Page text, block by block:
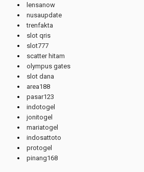
lensanow
nusaupdate
trenfakta
slot qris
slot777
scatter hitam
olympus gates
slot dana
area188
pasar123
indotogel
jonitogel
mariatogel
indosattoto
protogel
pinang168